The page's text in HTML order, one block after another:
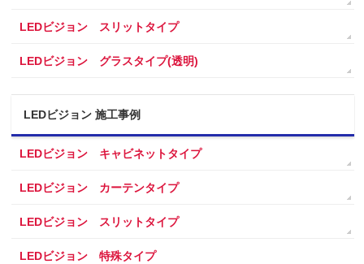
LEDビジョン スリットタイプ
LEDビジョン グラスタイプ(透明)
LEDビジョン 施工事例
LEDビジョン キャビネットタイプ
LEDビジョン カーテンタイプ
LEDビジョン スリットタイプ
LEDビジョン 特殊タイプ